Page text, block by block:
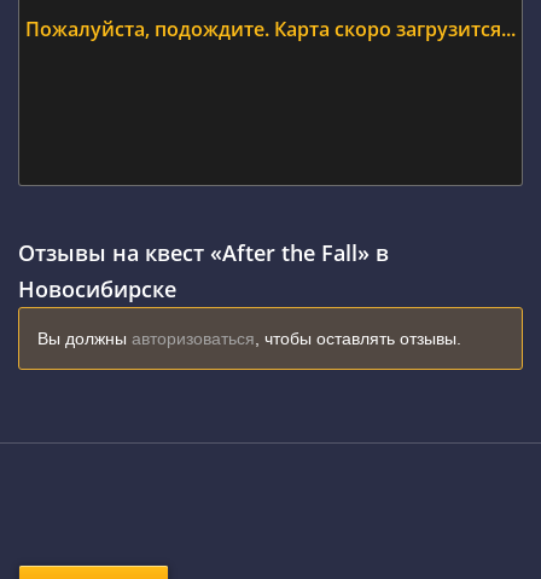
Пожалуйста, подождите. Карта скоро загрузится...
Отзывы на квест «After the Fall» в
Новосибирске
Вы должны авторизоваться , чтобы оставлять отзывы.